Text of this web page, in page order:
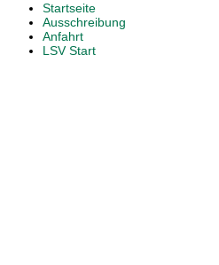
Startseite
Ausschreibung
Anfahrt
LSV Start